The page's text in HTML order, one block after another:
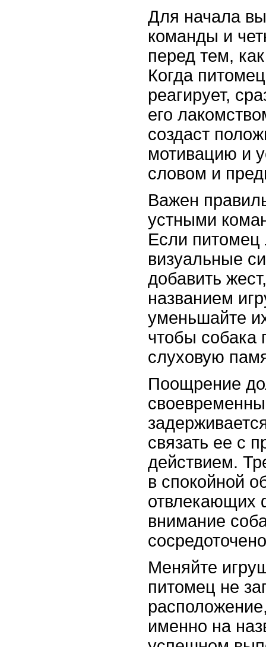
Для начала
команды и
перед тем,
Когда
реагирует,
его
создаст
мотивацию и
словом и
Важен
устными
Если питомец
визуальные
добавить
названием
уменьшайте
чтобы собака
слуховую
Поощрение
связать ее с
действием.
в спокойной
отвлекающих
внимание
Меняйте
питомец не
именно на